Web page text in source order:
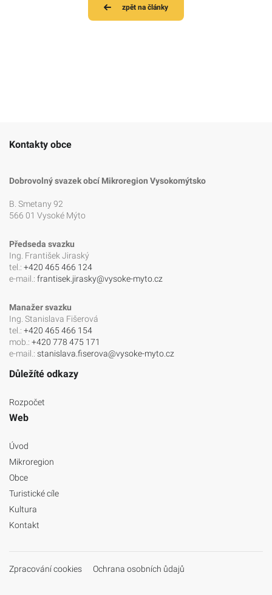
zpět na články
Kontakty obce
Dobrovolný svazek obcí Mikroregion Vysokomýtsko
B. Smetany 92
566 01 Vysoké Mýto
Předseda svazku
Ing. František Jiraský
tel.: +420 465 466 124
e-mail.: frantisek.jirasky@vysoke-myto.cz
Manažer svazku
Ing. Stanislava Fišerová
tel.: +420 465 466 154
mob.: +420 778 475 171
e-mail.: stanislava.fiserova@vysoke-myto.cz
Důležíté odkazy
Rozpočet
Web
Úvod
Mikroregion
Obce
Turistické cíle
Kultura
Kontakt
Zpracování cookies Ochrana osobních ůdajů